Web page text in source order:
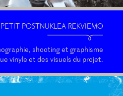
POSTNUKLEA REKVIEMO
shooting et graphisme
vinyle et des visuels du projet.